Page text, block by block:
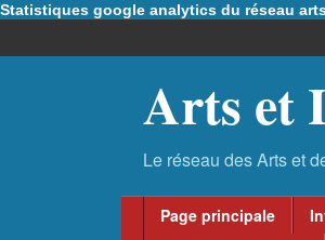
Statistiques google analytics du réseau
Arts et
Page principale